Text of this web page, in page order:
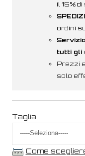
il 15%
ordini
tutti gli
Prezzi
solo
Taglia
Come